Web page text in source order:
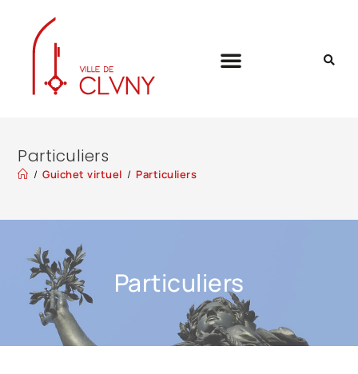
Particuliers
/ Guichet virtuel / Particuliers
Particuliers